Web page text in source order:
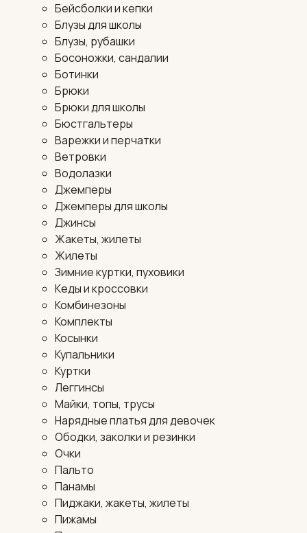
Бейсболки и кепки
Блузы для школы
Блузы, рубашки
Босоножки, сандалии
Ботинки
Брюки
Брюки для школы
Бюстгальтеры
Варежки и перчатки
Ветровки
Водолазки
Джемперы
Джемперы для школы
Джинсы
Жакеты, жилеты
Жилеты
Зимние куртки, пуховики
Кеды и кроссовки
Комбинезоны
Комплекты
Косынки
Купальники
Куртки
Леггинсы
Майки, топы, трусы
Нарядные платья для девочек
Ободки, заколки и резинки
Очки
Пальто
Панамы
Пиджаки, жакеты, жилеты
Пижамы